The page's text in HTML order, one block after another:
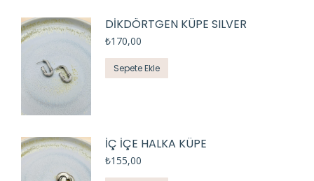
DİKDÖRTGEN KÜPE SILVER
₺170,00
Sepete Ekle
İÇ İÇE HALKA KÜPE
₺155,00